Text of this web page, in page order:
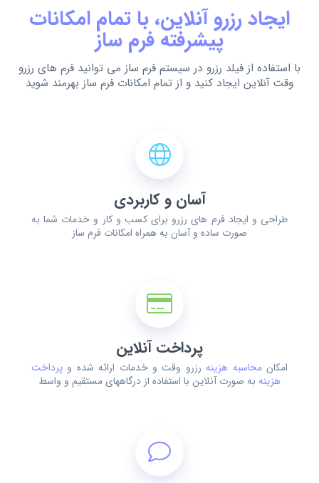
ایجاد رزرو آنلاین، با تمام امکانات
پیشرفته فرم ساز
با استفاده از فیلد رزرو در سیستم فرم ساز می توانید فرم های رزرو
وقت آنلاین ایجاد کنید و از تمام امکانات فرم ساز بهرمند شوید
آسان و کاربردی
طراحی و ایجاد فرم های رزرو برای کسب و کار و خدمات شما به
صورت ساده و آسان به همراه امکانات فرم ساز
پرداخت آنلاین
امکانمحاسبه هزینه رزرو وقت و خدمات ارائه شده و پرداخت
هزینه به صورت آنلاین با استفاده از درگاههای مستقیم و واسط